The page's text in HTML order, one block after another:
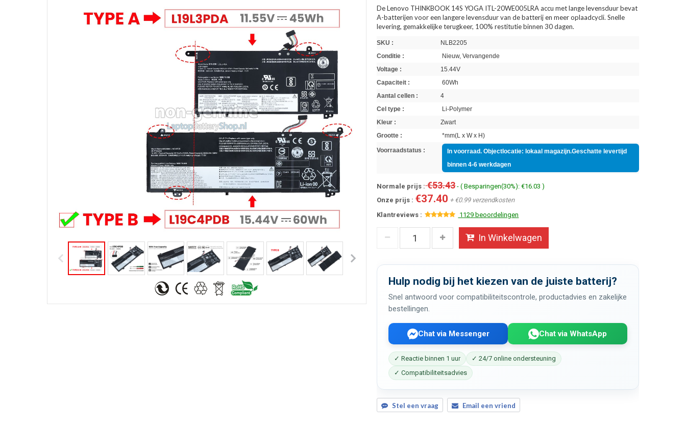
De Lenovo THINKBOOK 14S YOGA ITL-20WE005LRA accu met lange levensduur bevat
A-batterijen voor een langere levensduur van de batterij en meer oplaadcycli. Snelle
levering, gemakkelijke terugkeer, 100% restitutie binnen 30 dagen.
SKU :
NLB2205
Conditie :
Nieuw, Vervangende
Voltage :
15.44V
Capaciteit :
60Wh
Aantal cellen :
4
Cel type :
Li-Polymer
Kleur :
Zwart
Grootte :
*mm(L x W x H)
Voorraadstatus :
In voorraad. Objectlocatie: lokaal magazijn.Geschatte levertijd
binnen 4-6 werkdagen
Normale prijs :€53.43- ( Besparingen(30%): €16.03 )
Onze prijs : €37.40 + €0.99 verzendkosten
Klantreviews :
1129 beoordelingen
In Winkelwagen
Hulp nodig bij het kiezen van de juiste batterij?
Snel antwoord voor compatibiliteitscontrole, productadvies en zakelijke
bestellingen.
Chat via Messenger Chat via WhatsApp
✓ Reactie binnen 1 uur
✓ 24/7 online ondersteuning
✓ Compatibiliteitsadvies
Stel een vraag Email een vriend